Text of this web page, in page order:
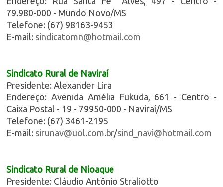
79.980-000 - Mundo Novo/MS
Telefone: (67) 98163-9453
E-mail: sindicatomn@hotmail.com
Sindicato Rural de Naviraí
Presidente: Alexander Lira
Endereço: Avenida Amélia Fukuda, 661 - Centro -
Caixa Postal - 19 - 79950-000 - Naviraí/MS
Telefone: (67) 3461-2195
E-mail: sirunav@uol.com.br/sind_navi@hotmail.com
Sindicato Rural de Nioaque
Presidente: Cláudio Antônio Straliotto